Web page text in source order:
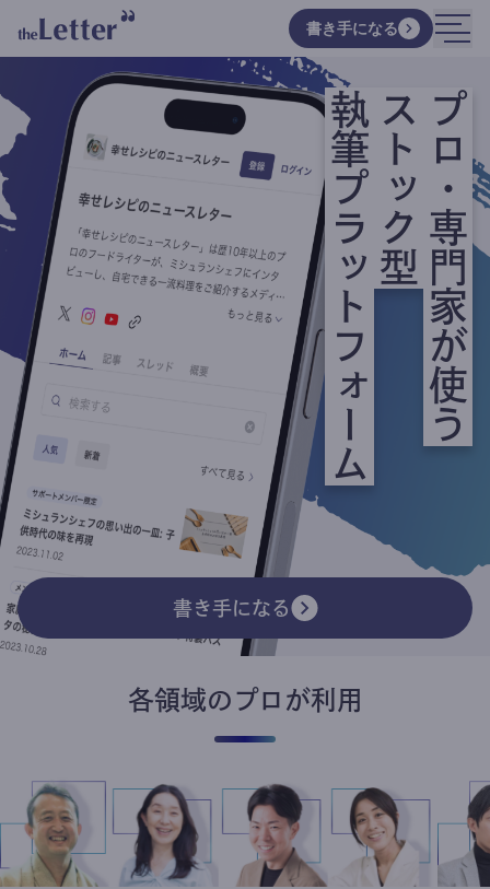
書き手になる
プロ・専門家が使う
ストック型
執筆プラットフォーム
書き手になる
各領域のプロが利用